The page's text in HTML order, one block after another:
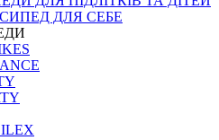
ДЛЯ СЕБЕ